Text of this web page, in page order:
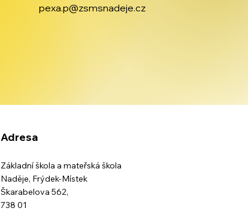
pexa.p@zsmsnadeje.cz
Adresa
Základní škola a mateřská škola
Naděje, Frýdek-Místek
Škarabelova 562,
738 01